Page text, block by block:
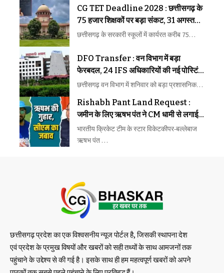
CG TET Deadline 2028 : छत्तीसगढ़ के
75 हजार शिक्षकों पर बड़ा संकट, 31 अगस्त
तक TET पास करना जरूरी
छत्तीसगढ़ के सरकारी स्कूलों में कार्यरत करीब 75…
DFO Transfer : वन विभाग में बड़ा
फेरबदल, 24 IFS अधिकारियों की नई पोस्टिंग,
देखें पूरी जानकारी
छत्तीसगढ़ वन विभाग में शनिवार को बड़ा प्रशासनिक…
Rishabh Pant Land Request :
जमीन के लिए ऋषभ पंत ने CM धामी से लगाई
गुहार, मुख्यमंत्री ने दिया ये जवाब…
भारतीय क्रिकेट टीम के स्टार विकेटकीपर-बल्लेबाज
ऋषभ पंत …
छत्तीसगढ़ प्रदेश का एक विश्वसनीय न्यूज पोर्टल है, जिसकी स्थापना देश
एवं प्रदेश के प्रमुख विषयों और खबरों को सही तथ्यों के साथ आमजनों तक
पहुंचाने के उद्देश्य से की गई है। इसके साथ ही हम महत्वपूर्ण खबरों को अपने